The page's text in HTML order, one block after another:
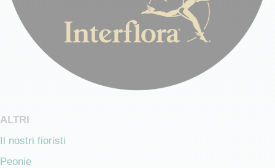
ALTRI
Il nostri fioristi
Peonie